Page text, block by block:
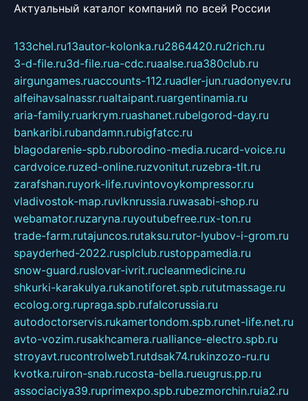
Актуальный каталог компаний по всей России
133chel.ru13autor-kolonka.ru2864420.ru2rich.ru
3-d-file.ru3d-file.rua-cdc.ruaalse.rua380club.ru
airgungames.ruaccounts-112.ruadler-jun.ruadonyev.ru
alfeihavsalnassr.rualtaipant.ruargentinamia.ru
aria-family.ruarkrym.ruashanet.rubelgorod-day.ru
bankaribi.rubandamn.rubigfatcc.ru
blagodarenie-spb.ruborodino-media.rucard-voice.ru
cardvoice.ruzed-online.ruzvonitut.ruzebra-tlt.ru
zarafshan.ruyork-life.ruvintovoykompressor.ru
vladivostok-map.ruvlknrussia.ruwasabi-shop.ru
webamator.ruzaryna.ruyoutubefree.rux-ton.ru
trade-farm.rutajuncos.rutaksu.rutor-lyubov-i-grom.ru
spayderhed-2022.rusplclub.rustoppamedia.ru
snow-guard.ruslovar-ivrit.rucleanmedicine.ru
shkurki-karakulya.rukanotiforet.spb.rututmassage.ru
ecolog.org.rupraga.spb.rufalcorussia.ru
autodoctorservis.rukamertondom.spb.runet-life.net.ru
avto-vozim.rusakhcamera.rualliance-electro.spb.ru
stroyavt.rucontrolweb1.rutdsak74.rukinzozo-ru.ru
kvotka.ruiron-snab.rucosta-bella.rueugrus.pp.ru
associaciya39.ruprimexpo.spb.rubezmorchin.ruia2.ru